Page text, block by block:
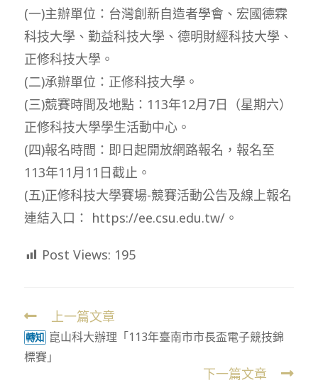
(一)主辦單位：台灣創新自造者學會、宏國德霖
科技大學、勤益科技大學、德明財經科技大學、
正修科技大學。
(二)承辦單位：正修科技大學。
(三)競賽時間及地點：113年12月7日（星期六）
正修科技大學學生活動中心。
(四)報名時間：即日起開放網路報名，報名至
113年11月11日截止。
(五)正修科技大學賽場-競賽活動公告及線上報名
連結入口： https://ee.csu.edu.tw/。
Post Views: 195
Read
more
articles
上一篇文章
轉知 崑山科大辦理「113年臺南市市長盃電子競技錦
標賽」
下一篇文章